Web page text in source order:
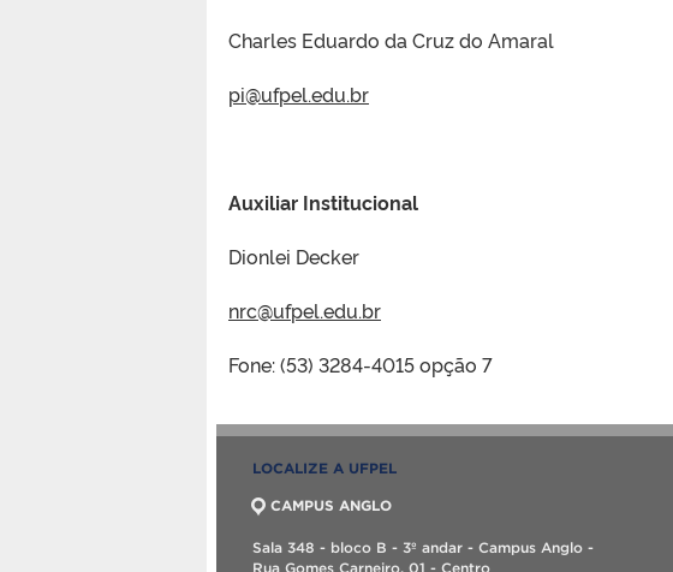
Charles Eduardo da Cruz do Amaral
pi@ufpel.edu.br
Auxiliar Institucional
Dionlei Decker
nrc@ufpel.edu.br
Fone: (53) 3284-4015 opção 7
LOCALIZE A UFPEL
CAMPUS ANGLO
Sala 348 - bloco B - 3º andar - Campus Anglo -
Rua Gomes Carneiro, 01 - Centro